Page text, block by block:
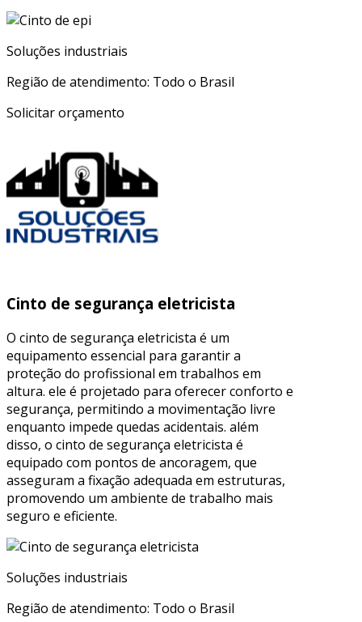
Soluções industriais
Região de atendimento: Todo o Brasil
Solicitar orçamento
Cinto de segurança eletricista
O cinto de segurança eletricista é um
equipamento essencial para garantir a
proteção do profissional em trabalhos em
altura. ele é projetado para oferecer conforto e
segurança, permitindo a movimentação livre
enquanto impede quedas acidentais. além
disso, o cinto de segurança eletricista é
equipado com pontos de ancoragem, que
asseguram a fixação adequada em estruturas,
promovendo um ambiente de trabalho mais
seguro e eficiente.
Soluções industriais
Região de atendimento: Todo o Brasil